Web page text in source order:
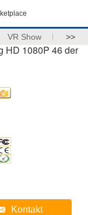
VR Show >>
HD 1080P 46 der
Kontakt